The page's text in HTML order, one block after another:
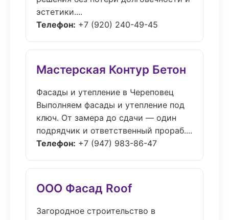
эстетики....
Телефон: +7 (920) 240-49-45
Мастерская Контур Бетон
Фасады и утепление в Череповец
Выполняем фасады и утепление под
ключ. От замера до сдачи — один
подрядчик и ответственный прораб....
Телефон: +7 (947) 983-86-47
ООО Фасад Roof
Загородное строительство в